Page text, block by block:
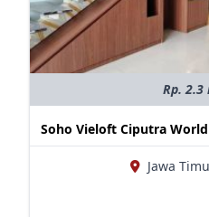
Rp.
Soho Vieloft Ciputra
Jawa